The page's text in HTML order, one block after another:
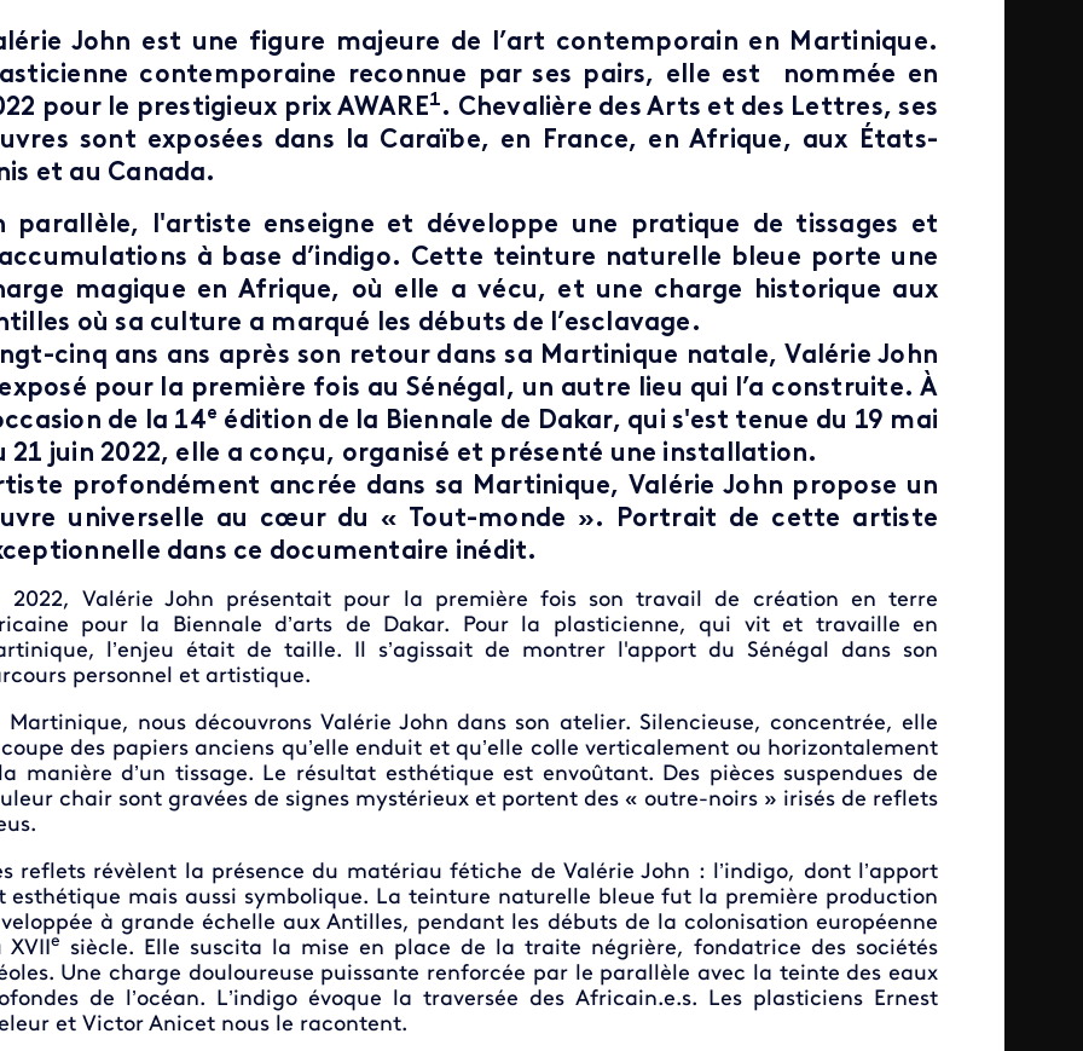
John est une figure majeure de l’art contemporain en Martinique.
contemporaine reconnue par ses pairs, elle est nommée en
pour le prestigieux prix AWARE1. Chevalière des Arts et des Lettres, ses
sont exposées dans la Caraïbe, en France, en Afrique, aux États-
et au Canada.
parallèle, l'artiste enseigne et développe une pratique de tissages et
à base d’indigo. Cette teinture naturelle bleue porte une
magique en Afrique, où elle a vécu, et une charge historique aux
où sa culture a marqué les débuts de l’esclavage.
cinq ans ans après son retour dans sa Martinique natale, Valérie John
pour la première fois au Sénégal, un autre lieu qui l’a construite. À
de la 14e édition de la Biennale de Dakar, qui s'est tenue du 19 mai
21 juin 2022, elle a conçu, organisé et présenté une installation.
profondément ancrée dans sa Martinique, Valérie John propose un
universelle au cœur du « Tout-monde ». Portrait de cette artiste
dans ce documentaire inédit.
2022, Valérie John présentait pour la première fois son travail de création en terre
pour la Biennale d’arts de Dakar. Pour la plasticienne, qui vit et travaille en
l’enjeu était de taille. Il s’agissait de montrer l'apport du Sénégal dans son
personnel et artistique.
Martinique, nous découvrons Valérie John dans son atelier. Silencieuse, concentrée, elle
des papiers anciens qu’elle enduit et qu’elle colle verticalement ou horizontalement
manière d’un tissage. Le résultat esthétique est envoûtant. Des pièces suspendues de
chair sont gravées de signes mystérieux et portent des « outre-noirs » irisés de reflets
reflets révèlent la présence du matériau fétiche de Valérie John : l’indigo, dont l’apport
esthétique mais aussi symbolique. La teinture naturelle bleue fut la première production
à grande échelle aux Antilles, pendant les débuts de la colonisation européenne
XVIIe
siècle. Elle suscita la mise en place de la traite négrière, fondatrice des sociétés
Une charge douloureuse puissante renforcée par le parallèle avec la teinte des eaux
de l’océan. L’indigo évoque la traversée des Africain.e.s. Les plasticiens Ernest
et Victor Anicet nous le racontent.